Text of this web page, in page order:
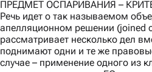
ПРЕДМЕТ ОСПАРИВАНИЯ –
Речь идет о так называемом
апелляционном решении (joined
рассматривает несколько дел
поднимают одни и те же
случае – применение одного из